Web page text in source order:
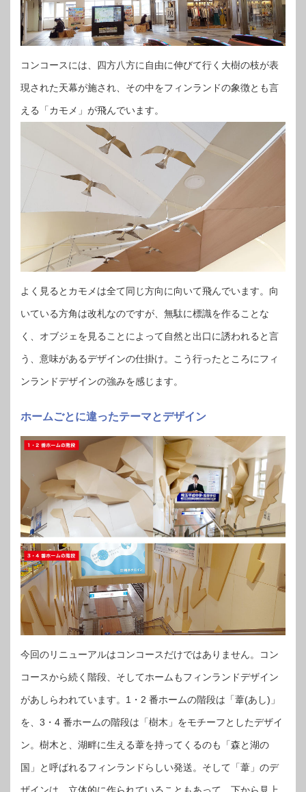
コンコースには、四方八方に自由に伸びて行く大樹の枝が表
現された天幕が施され、その中をフィンランドの象徴とも言
える「カモメ」が飛んでいます。
よく見るとカモメは全て同じ方向に向いて飛んでいます。向
いている方角は改札なのですが、無駄に標識を作ることな
く、オブジェを見ることによって自然と出口に誘われると言
う、意味があるデザインの仕掛け。こう行ったところにフィ
ンランドデザインの強みを感じます。
ホームごとに違ったテーマとデザイン
今回のリニューアルはコンコースだけではありません。コン
コースから続く階段、そしてホームもフィンランドデザイン
があしらわれています。1・2 番ホームの階段は「葦(あし)」
を、3・4 番ホームの階段は「樹木」をモチーフとしたデザイ
ン。樹木と、湖畔に生える葦を持ってくるのも「森と湖の
国」と呼ばれるフィンランドらしい発送。そして「葦」のデ